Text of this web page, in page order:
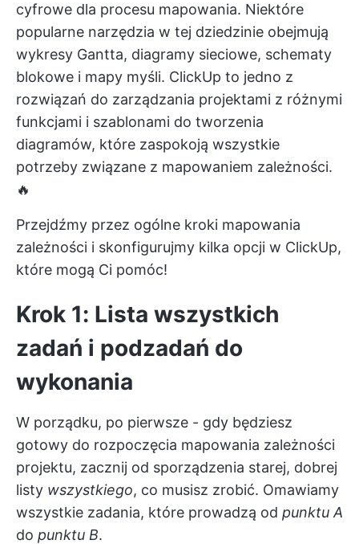
cyfrowe dla procesu mapowania. Niektóre
popularne narzędzia w tej dziedzinie obejmują
wykresy Gantta, diagramy sieciowe, schematy
blokowe i mapy myśli. ClickUp to jedno z
rozwiązań do zarządzania projektami z różnymi
funkcjami i szablonami do tworzenia
diagramów, które zaspokoją wszystkie
potrzeby związane z mapowaniem zależności.
🔥
Przejdźmy przez ogólne kroki mapowania
zależności i skonfigurujmy kilka opcji w ClickUp,
które mogą Ci pomóc!
Krok 1: Lista wszystkich
zadań i podzadań do
wykonania
W porządku, po pierwsze - gdy będziesz
gotowy do rozpoczęcia mapowania zależności
projektu, zacznij od sporządzenia starej, dobrej
listy wszystkiego, co musisz zrobić. Omawiamy
wszystkie zadania, które prowadzą od punktu A
do punktu B.